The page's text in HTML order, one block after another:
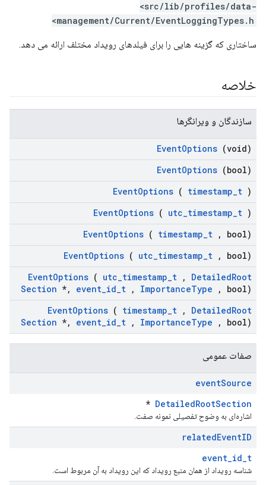
<src/lib/profiles/data-
management/Current/EventLoggingTypes.h>
ساختاری که گزینه هایی را برای فیلدهای رویداد مختلف ارائه می دهد.
خلاصه
سازندگان و ویرانگرها
EventOptions (void)
EventOptions (bool)
EventOptions ( timestamp_t )
EventOptions ( utc_timestamp_t )
EventOptions ( timestamp_t ,
bool)
EventOptions ( utc_timestamp_t ,
bool)
EventOptions ( utc_timestamp_t , DetailedRoot
Section *, event_id_t , ImportanceType ,
bool)
EventOptions ( timestamp_t , DetailedRoot
Section *, event_id_t , ImportanceType , bool)
صفات عمومی
eventSource
DetailedRootSection
*
اشاره‌ای به وضوح تفصیلی نمونه صفت.
relatedEventID
event_id_t
شناسه رویداد از همان منبع رویداد که این رویداد به آن مربوط است.